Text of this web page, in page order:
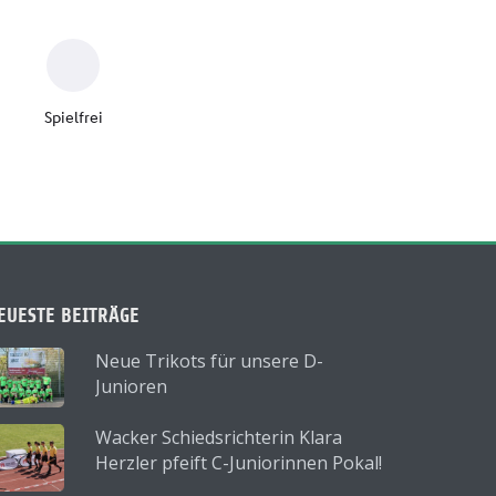
BEITRÄGE
Neue Trikots für unsere D-
Junioren
Wacker Schiedsrichterin Klara
Herzler pfeift C-Juniorinnen Pokal!